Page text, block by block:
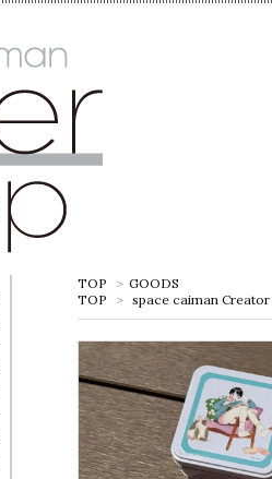
TOP > GOODS
TOP
> space caiman